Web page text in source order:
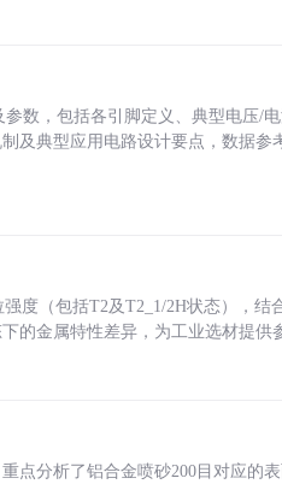
数，包括各引脚定义、典型电压/
及典型应用电路设计要点，数据参
度（包括T2及T2_1/2H状态），结
的金属特性差异，为工业选材提供
点分析了铝合金喷砂200目对应的